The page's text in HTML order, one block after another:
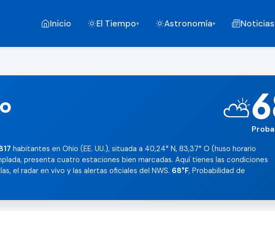
Inicio El Tiempo▾ Astronomía▾ Noticias
⛅
habitantes en Ohio (EE. UU.), situada a 40,24° N, 83,37° O (huso horario
presenta cuatro estaciones bien marcadas. Aquí tienes las condiciones
el radar en vivo y las alertas oficiales del NWS. 68°F, Probabilidad de